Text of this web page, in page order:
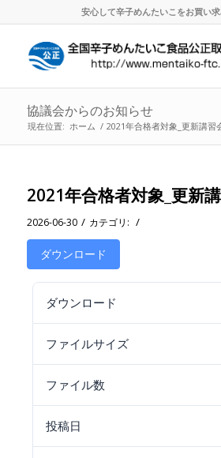
安心して辛子めんたいこをお買い
協議会からのお知らせ
現在位置: ホーム / 2021年合格者対象_更新講習
2021年合格者対象_更新
2026-06-30 / カテゴリ: /
ダウンロード
ダウンロード
ファイルサイズ
ファイル数
投稿日